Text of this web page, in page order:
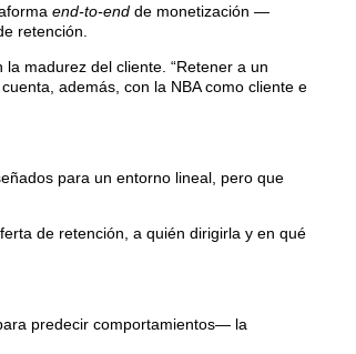
end-to-end de monetización —
retención.
madurez del cliente. “Retener a un
además, con la NBA como cliente e
para un entorno lineal, pero que
de retención, a quién dirigirla y en qué
predecir comportamientos— la